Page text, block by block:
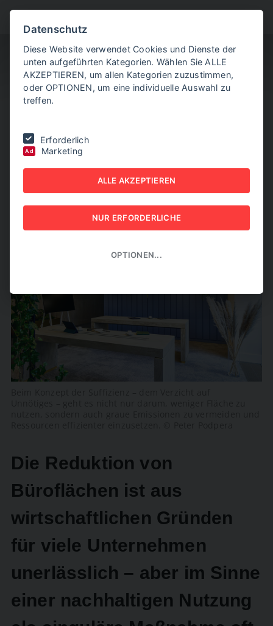
MANAGEMENT-GUIDE 2025
WENIGER IST MEHR
NEW BUSINESS GUIDES - FACILITY MANAGEMENT-
GUIDE 2025
Die Reduktion von
Büroflächen ist aus
wirtschaftlichen Gründen
für viele Unternehmen
unerlässlich – aber im Sinne
einer nachhaltigen Nutzung
Datenschutz
Diese Website verwendet Cookies und Dienste der
unten aufgeführten Kategorien. Wählen Sie ALLE
AKZEPTIEREN, um allen Kategorien zuzustimmen,
oder OPTIONEN, um eine individuelle Auswahl zu
treffen.
Erforderlich
Ad Marketing
ALLE AKZEPTIEREN
NUR ERFORDERLICHE
OPTIONEN...